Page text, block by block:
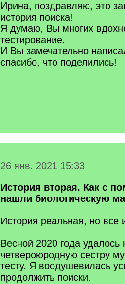
Ирина, поздравляю, это
история поиска!
Я думаю, Вы многих
тестирование.
И Вы замечательно
спасибо, что поделились!
26 янв. 2021 15:33
История вторая. Как с
нашли биологическую
История реальная, но все
Весной 2020 года удалось
четвероюродную сестру
тесту. Я воодушевилась
продолжить поиски.